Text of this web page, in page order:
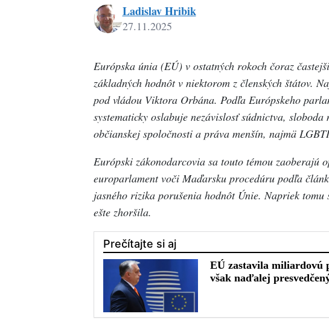
Hribik
Ladislav Hribik
27.11.2025
Európska únia (EÚ) v ostatných rokoch čoraz
základných hodnôt v niektorom z členských štátov.
pod vládou Viktora Orbána. Podľa Európskeho
systematicky oslabuje nezávislosť súdnictva,
občianskej spoločnosti a práva menšín, najmä
Európski zákonodarcovia sa touto témou zaoberajú
europarlament voči Maďarsku procedúru podľa
jasného rizika porušenia hodnôt Únie. Napriek
ešte zhoršila.